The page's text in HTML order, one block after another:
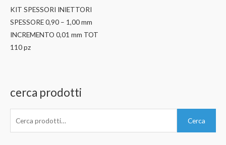
KIT SPESSORI INIETTORI
SPESSORE 0,90 – 1,00 mm
INCREMENTO 0,01 mm TOT
110 pz
cerca prodotti
Cerca